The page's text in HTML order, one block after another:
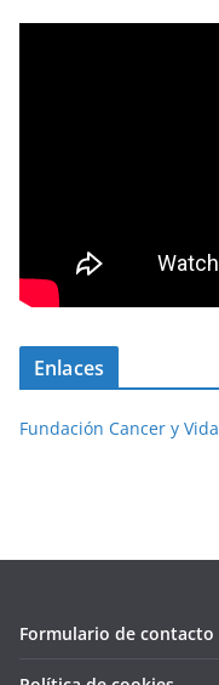
Enlaces
Fundación Cancer y Vida
Formulario de contacto